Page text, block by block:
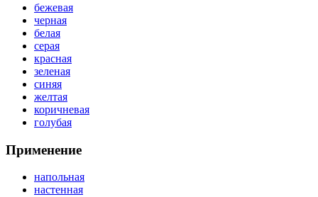
бежевая
черная
белая
серая
красная
зеленая
синяя
желтая
коричневая
голубая
Применение
напольная
настенная